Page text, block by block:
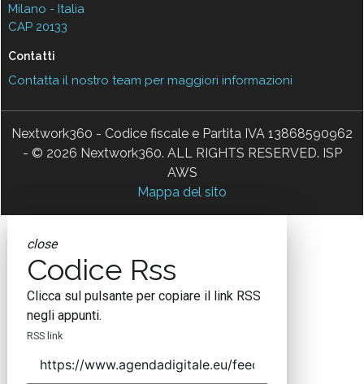
Milano - Italia
CAP 20133
Contatti
Contatta il nostro team per maggiori informazioni
Nextwork360 - Codice fiscale e Partita IVA 13868590962
- © 2026 Nextwork360. ALL RIGHTS RESERVED. ISP
AWS
Mappa del sito
close
Codice Rss
Clicca sul pulsante per copiare il link RSS
negli appunti.
RSS link